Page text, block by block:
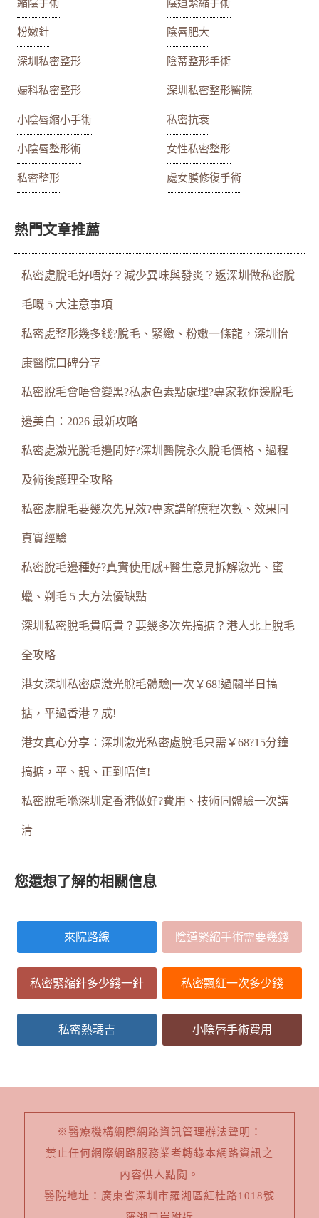
縮陰手術 陰道緊縮手術
粉嫩針 陰唇肥大
深圳私密整形 陰蒂整形手術
婦科私密整形 深圳私密整形醫院
小陰唇縮小手術 私密抗衰
小陰唇整形術 女性私密整形
私密整形 處女膜修復手術
熱門文章推薦
私密處脫毛好唔好？減少異味與發炎？返深圳做私密脫
毛嘅 5 大注意事項
私密處整形幾多錢?脫毛、緊緻、粉嫩一條龍，深圳怡
康醫院口碑分享
私密脫毛會唔會變黑?私處色素點處理?專家教你邊脫毛
邊美白：2026 最新攻略
私密處激光脫毛邊間好?深圳醫院永久脫毛價格、過程
及術後護理全攻略
私密處脫毛要幾次先見效?專家講解療程次數、效果同
真實經驗
私密脫毛邊種好?真實使用感+醫生意見拆解激光、蜜
蠟、剃毛 5 大方法優缺點
深圳私密脫毛貴唔貴？要幾多次先搞掂？港人北上脫毛
全攻略
港女深圳私密處激光脫毛體驗|一次￥68!過關半日搞
掂，平過香港 7 成!
港女真心分享：深圳激光私密處脫毛只需￥68?15分鐘
搞掂，平、靚、正到唔信!
私密脫毛喺深圳定香港做好?費用、技術同體驗一次講
清
您還想了解的相關信息
來院路線 陰道緊縮手術需要幾錢
私密緊縮針多少錢一針 私密飄紅一次多少錢
私密熱瑪吉 小陰唇手術費用
※醫療機構網際網路資訊管理辦法聲明：
禁止任何網際網路服務業者轉錄本網路資訊之
內容供人點閱。
醫院地址：廣東省深圳市羅湖區紅桂路1018號